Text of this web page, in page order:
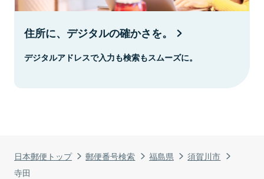
日本郵便トップ 郵便番号検索 福島県
須賀川市
寺田
住所に、デジタルの確かさを。
デジタルアドレスで入力も検索もスムーズに。